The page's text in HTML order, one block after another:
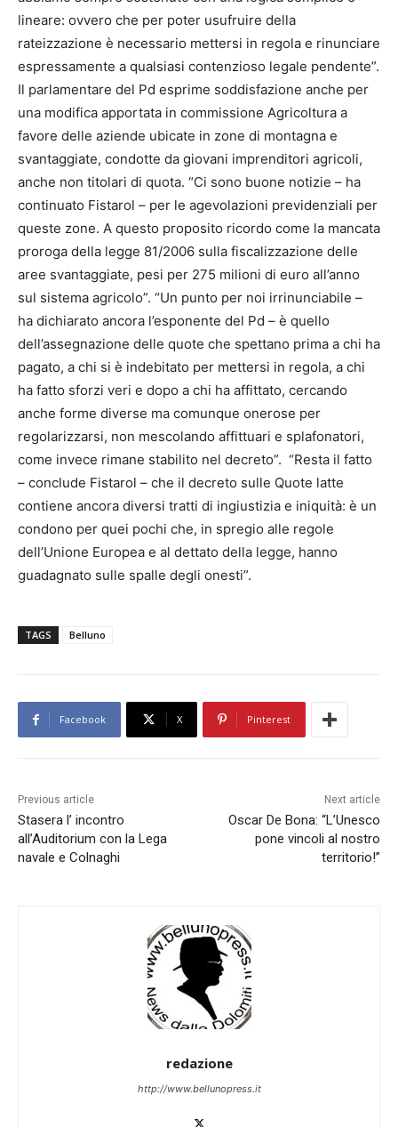
lineare: ovvero che per poter usufruire della
rateizzazione è necessario mettersi in regola e rinunciare
espressamente a qualsiasi contenzioso legale pendente”.
Il parlamentare del Pd esprime soddisfazione anche per
una modifica apportata in commissione Agricoltura a
favore delle aziende ubicate in zone di montagna e
svantaggiate, condotte da giovani imprenditori agricoli,
anche non titolari di quota. “Ci sono buone notizie – ha
continuato Fistarol – per le agevolazioni previdenziali per
queste zone. A questo proposito ricordo come la mancata
proroga della legge 81/2006 sulla fiscalizzazione delle
aree svantaggiate, pesi per 275 milioni di euro all’anno
sul sistema agricolo”. “Un punto per noi irrinunciabile –
ha dichiarato ancora l’esponente del Pd – è quello
dell’assegnazione delle quote che spettano prima a chi ha
pagato, a chi si è indebitato per mettersi in regola, a chi
ha fatto sforzi veri e dopo a chi ha affittato, cercando
anche forme diverse ma comunque onerose per
regolarizzarsi, non mescolando affittuari e splafonatori,
come invece rimane stabilito nel decreto”. “Resta il fatto
– conclude Fistarol – che il decreto sulle Quote latte
contiene ancora diversi tratti di ingiustizia e iniquità: è un
condono per quei pochi che, in spregio alle regole
dell’Unione Europea e al dettato della legge, hanno
guadagnato sulle spalle degli onesti”.
TAGS Belluno
Facebook X Pinterest
Previous article
Stasera l’ incontro
all’Auditorium con la Lega
navale e Colnaghi
Next article
Oscar De Bona: “L’Unesco
pone vincoli al nostro
territorio!”
redazione
http://www.bellunopress.it